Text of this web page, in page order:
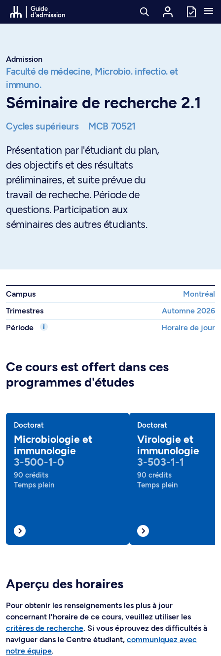
Passer au contenu
Guide
d'admission
Admission
Faculté de médecine, Microbio. infectio. et
immuno.
Séminaire de recherche 2.1
Cycles supérieurs MCB 70521
Présentation par l'étudiant du plan,
des objectifs et des résultats
préliminaires, et suite prévue du
travail de recheche. Période de
questions. Participation aux
séminaires des autres étudiants.
Campus
Montréal
Trimestres
Automne 2026
Période
Horaire de jour
Ce cours est offert dans ces
programmes d'études
Doctorat
Microbiologie et
immunologie
3-500-1-0
90 crédits
Temps plein
Doctorat
Virologie et
immunologie
3-503-1-1
90 crédits
Temps plein
Aperçu des horaires
Pour obtenir les renseignements les plus à jour
concernant l'horaire de ce cours, veuillez utiliser les
critères de recherche. Si vous éprouvez des difficultés à
naviguer dans le Centre étudiant, communiquez avec
notre équipe.